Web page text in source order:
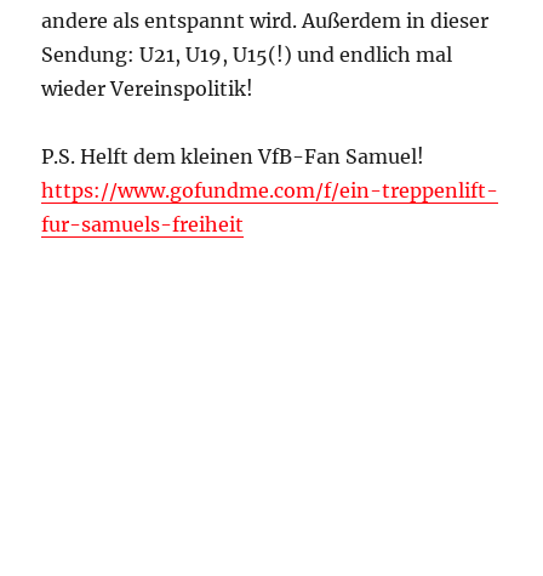
andere als entspannt wird. Außerdem in dieser
Sendung: U21, U19, U15(!) und endlich mal
wieder Vereinspolitik!
P.S. Helft dem kleinen VfB-Fan Samuel!
https://www.gofundme.com/f/ein-treppenlift-
fur-samuels-freiheit